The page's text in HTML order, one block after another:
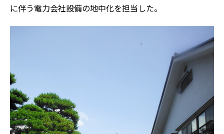
に伴う電力会社設備の地中化を担当した。